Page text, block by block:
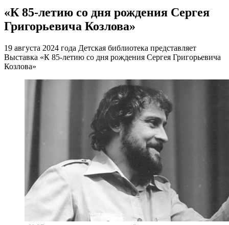
«К 85-летию со дня рождения Сергея
Григорьевича Козлова»
19 августа 2024 года Детская библиотека представляет
Выставка «К 85-летию со дня рождения Сергея Григорьевича
Козлова»